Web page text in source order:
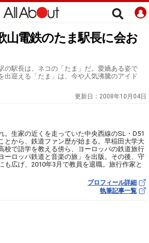
山電鉄のたま駅長に会お
の駅長は、ネコの「たま」だ。愛嬌ある姿で
出迎える「たま」は、今や人気沸騰のアイド
更新日： 2008年10月04日
。生家の近くを走っていた中央西線のSL・D51
とから、鉄道ファン歴が始まる。早稲田大学大
校で語学を教える傍ら、ヨーロッパの鉄道旅行
ーロッパ鉄道と音楽の旅」を出版。その後、守
も広げ、2010年3月で教員を退職。旅行作家と
プロフィール詳細
執筆記事一覧